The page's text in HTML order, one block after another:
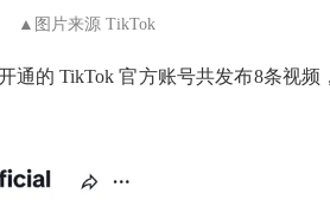
▲图片来源 TikTok
通的 TikTok 官方账号共发布8条视